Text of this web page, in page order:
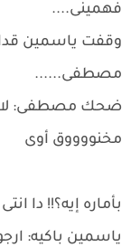
فهمينى....
وقفت ياسمين
مصطفى......
ضحك مصطفى: لا
مخنووووق أوى
بأماره إيه؟!! دا
ياسمين باكيه: